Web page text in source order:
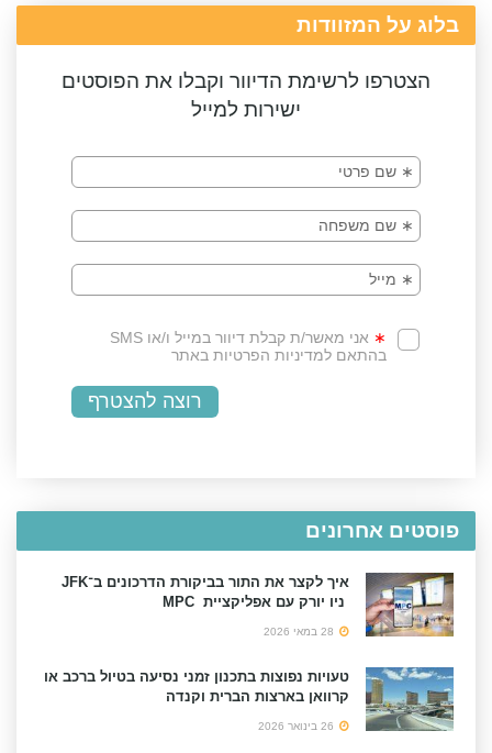
בלוג על המזוודות
הצטרפו לרשימת הדיוור וקבלו את הפוסטים
ישירות למייל
פוסטים אחרונים
איך לקצר את התור בביקורת הדרכונים ב־JFK
ניו יורק עם אפליקציית MPC
טעויות נפוצות בתכנון זמני נסיעה בטיול ברכב או
קרוואן בארצות הברית וקנדה